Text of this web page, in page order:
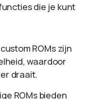
die je kunt
ROMs zijn
waardoor
draait.
ROMs bieden